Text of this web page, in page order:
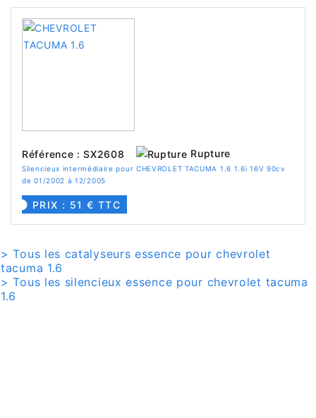
Référence : SX2608 Rupture
Silencieux intermédiaire pour CHEVROLET TACUMA 1.6 1.6i 16V 90cv
de 01/2002 à 12/2005
PRIX : 51 € TTC
> Tous les catalyseurs essence pour chevrolet
tacuma 1.6
> Tous les silencieux essence pour chevrolet tacuma
1.6